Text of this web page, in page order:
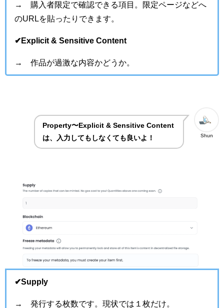
→ 購入者限定で確認できる項目。限定ページなどへ
のURLを貼ったりできます。
✔︎Explicit & Sensitive Content
→ 作品が過激な内容かどうか。
Shun
Property〜Explicit & Sensitive Content
は、入力してもしなくても良いよ！
✔︎Supply
→ 発行する枚数です。現状では１枚だけ。